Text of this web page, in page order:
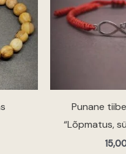
Punane
“Lõpmatus,